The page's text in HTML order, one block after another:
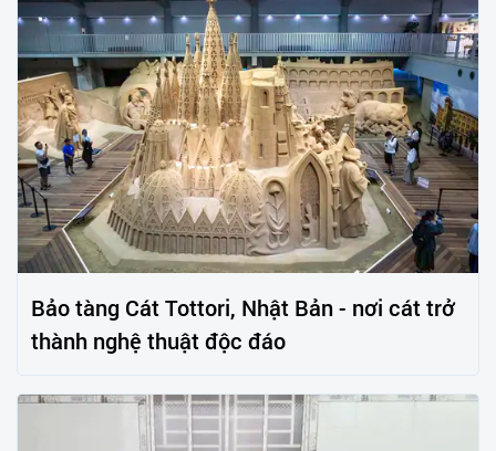
Bảo tàng Cát Tottori, Nhật Bản - nơi cát trở
thành nghệ thuật độc đáo